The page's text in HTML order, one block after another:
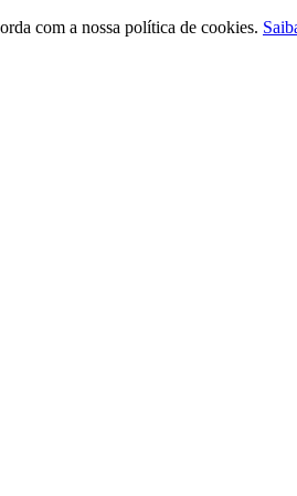
com a nossa política de cookies.